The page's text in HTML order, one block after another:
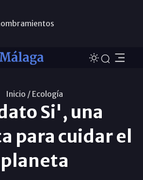
Inicio / Ecología
Si', una
para cuidar el
planeta